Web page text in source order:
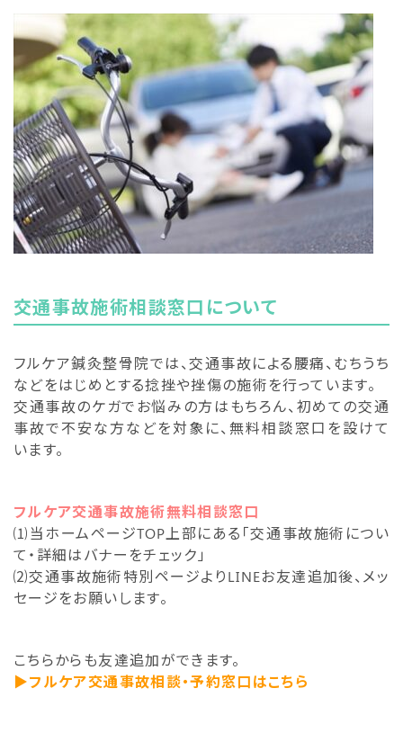
交通事故施術相談窓口について
フルケア鍼灸整骨院では、交通事故による腰痛、むちうち
などをはじめとする捻挫や挫傷の施術を行っています。
交通事故のケガでお悩みの方はもちろん、初めての交通
事故で不安な方などを対象に、無料相談窓口を設けて
います。
フルケア交通事故施術無料相談窓口
⑴当ホームページTOP上部にある「交通事故施術につい
て・詳細はバナーをチェック」
⑵交通事故施術特別ページよりLINEお友達追加後、メッ
セージをお願いします。
こちらからも友達追加ができます。
▶フルケア交通事故相談・予約窓口はこちら